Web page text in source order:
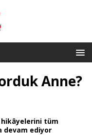
Anne?
tüm
devam ediyor